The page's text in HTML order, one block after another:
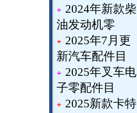
2024年新款柴
油发动机零
2025年7月更
新汽车配件目
2025年叉车电
子零配件目
2025新款卡特